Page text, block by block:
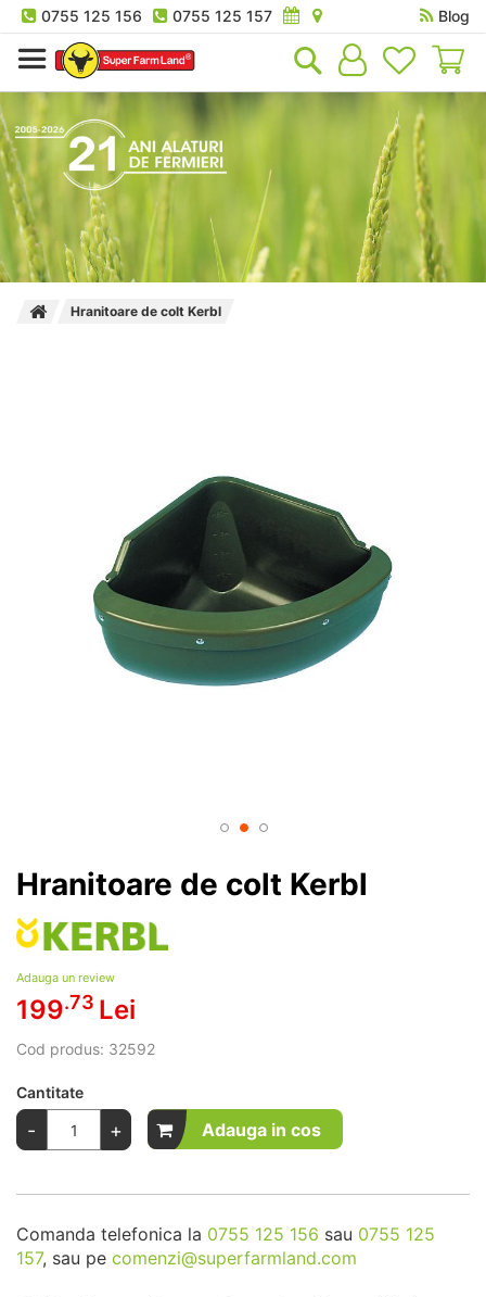
0755 125 156 0755 125 157
Blog
Hranitoare de colt Kerbl
Hranitoare de colt Kerbl
Adauga un review
199.73 Lei
Cod produs: 32592
Cantitate
- + Adauga in cos
Comanda telefonica la 0755 125 156 sau 0755 125
157, sau pe comenzi@superfarmland.com